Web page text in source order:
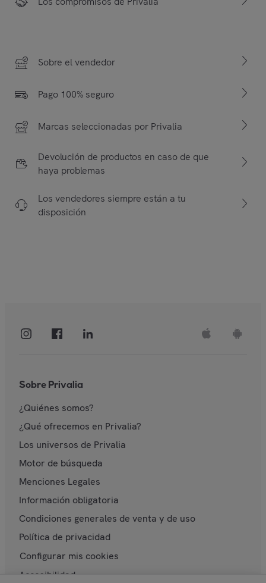
Sobre el vendedor
Pago 100% seguro
Marcas seleccionadas por Privalia
Devolución de productos en caso de que
haya problemas
Los vendedores siempre están a tu
disposición
Sobre Privalia
¿Quiénes somos?
¿Qué ofrecemos en Privalia?
Los universos de Privalia
Motor de búsqueda
Menciones Legales
Información obligatoria
Condiciones generales de venta y de uso
Política de privacidad
Configurar mis cookies
Accesibilidad